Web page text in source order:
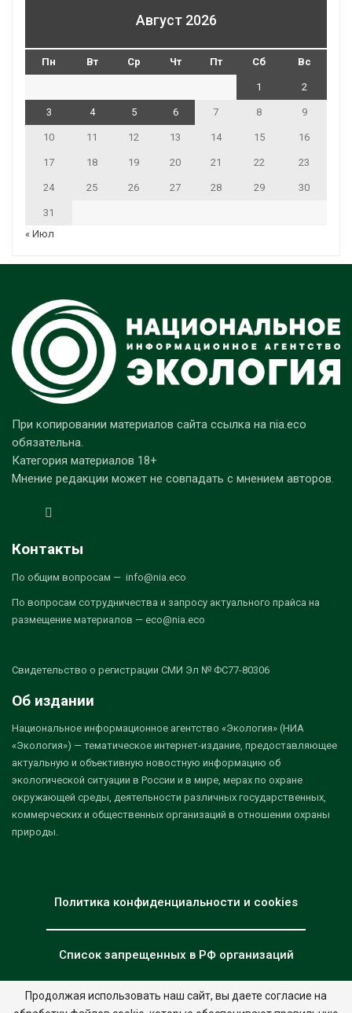
Август 2026
Пн Вт Ср Чт Пт Сб Вс
1 2
3 4 5 6 7 8 9
10 11 12 13 14 15 16
17 18 19 20 21 22 23
24 25 26 27 28 29 30
31
« Июл
При копировании материалов сайта ссылка на nia.eco
обязательна.
Категория материалов 18+
Мнение редакции может не совпадать с мнением авторов.
Контакты
По общим вопросам — info@nia.eco
По вопросам сотрудничества и запросу актуального прайса на
размещение материалов — eco@nia.eco
Свидетельство о регистрации СМИ Эл № ФС77-80306
Об издании
Национальное информационное агентство «Экология» (НИА
«Экология») — тематическое интернет-издание, предоставляющее
актуальную и объективную новостную информацию об
экологической ситуации в России и в мире, мерах по охране
окружающей среды, деятельности различных государственных,
коммерческих и общественных организаций в отношении охраны
природы.
Политика конфиденциальности и cookies
Список запрещенных в РФ организаций
Продолжая использовать наш сайт, вы даете согласие на